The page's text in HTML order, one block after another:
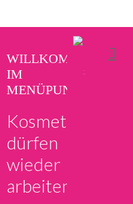
WILLKOMMEN
IM
MENÜPUNKT
Kosmetiker/
dürfen
wieder
arbeiten!